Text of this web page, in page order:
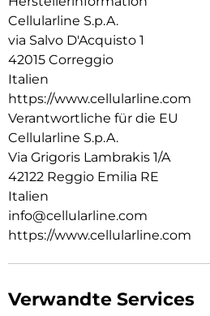
Cellularline S.p.A.
via Salvo D'Acquisto 1
42015 Correggio
Italien
https://www.cellularline.com
Verantwortliche für die EU
Cellularline S.p.A.
Via Grigoris Lambrakis 1/A
42122 Reggio Emilia RE
Italien
info@cellularline.com
https://www.cellularline.com
Verwandte Services